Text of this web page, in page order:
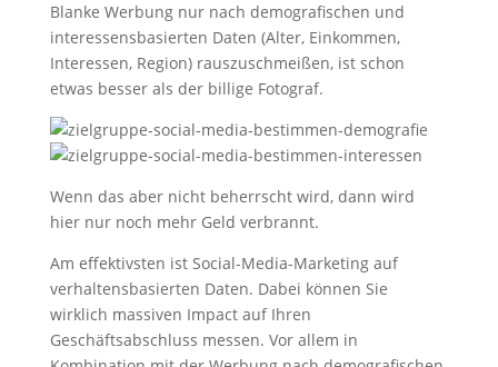
Blanke Werbung nur nach demografischen und
interessensbasierten Daten (Alter, Einkommen,
Interessen, Region) rauszuschmeißen, ist schon
etwas besser als der billige Fotograf.
Wenn das aber nicht beherrscht wird, dann wird
hier nur noch mehr Geld verbrannt.
Am effektivsten ist Social-Media-Marketing auf
verhaltensbasierten Daten. Dabei können Sie
wirklich massiven Impact auf Ihren
Geschäftsabschluss messen. Vor allem in